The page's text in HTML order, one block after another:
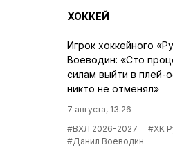
ХОККЕЙ
Игрок хоккейного
Воеводин: «Сто
силам выйти в плей-
никто не отменял»
7 августа, 13:26
#ВХЛ 2026-2027
#ХК
#Данил Воеводин